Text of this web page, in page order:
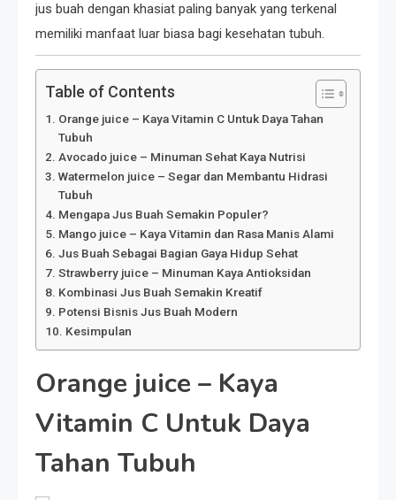
jus buah dengan khasiat paling banyak yang terkenal
memiliki manfaat luar biasa bagi kesehatan tubuh.
Table of Contents
Orange juice – Kaya Vitamin C Untuk Daya Tahan
Tubuh
Avocado juice – Minuman Sehat Kaya Nutrisi
Watermelon juice – Segar dan Membantu Hidrasi
Tubuh
Mengapa Jus Buah Semakin Populer?
Mango juice – Kaya Vitamin dan Rasa Manis Alami
Jus Buah Sebagai Bagian Gaya Hidup Sehat
Strawberry juice – Minuman Kaya Antioksidan
Kombinasi Jus Buah Semakin Kreatif
Potensi Bisnis Jus Buah Modern
Kesimpulan
Orange juice – Kaya
Vitamin C Untuk Daya
Tahan Tubuh